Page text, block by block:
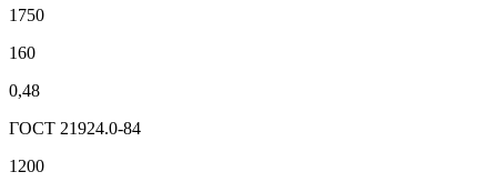
1750
160
0,48
ГОСТ 21924.0-84
1200